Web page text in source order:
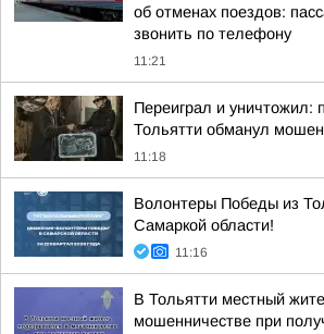
об отменах поездов:
звонить по телефону
11:21
Переиграл и уничтожил:
Тольятти обманул
11:18
Волонтеры Победы из
Самаркой области!
11:16
В Тольятти местный
мошенничестве при